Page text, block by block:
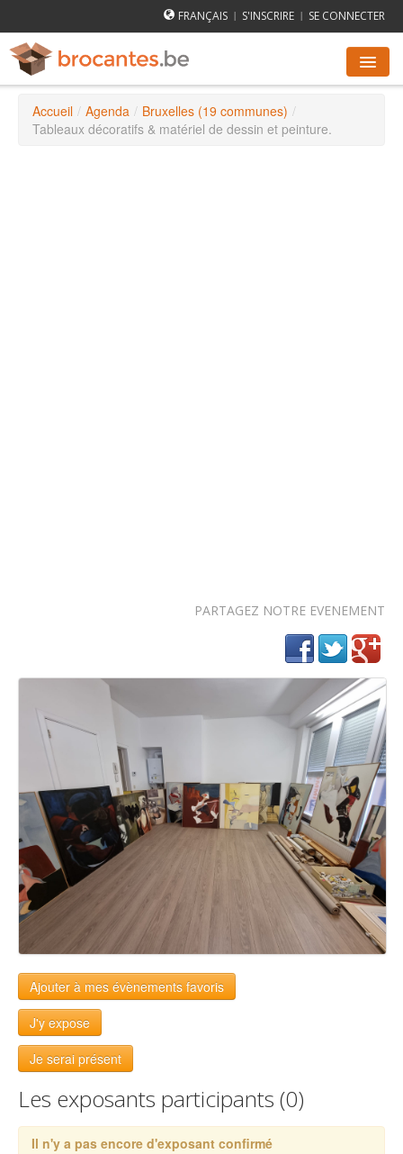
FRANÇAIS | S'INSCRIRE | SE CONNECTER
AGENDA DES BROCANTES
Accueil / Agenda / Bruxelles (19 communes) /
Tableaux décoratifs & matériel de dessin et peinture.
PARTAGEZ NOTRE EVENEMENT
Ajouter à mes évènements favoris
J'y expose
Je serai présent
Les exposants participants (0)
Il n'y a pas encore d'exposant confirmé